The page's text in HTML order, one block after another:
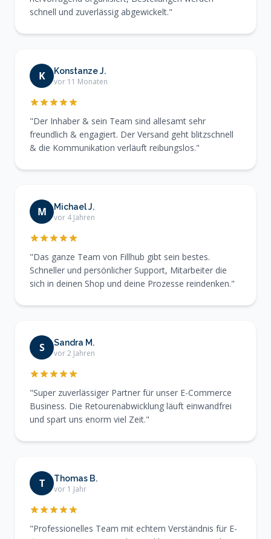
schnell und zuverlässig abgewickelt."
K Konstanze J.
vor 11 Monaten
"Der Inhaber & sein Team sind allesamt sehr
freundlich & engagiert. Der Versand geht blitzschnell
& die Kommunikation verläuft reibungslos."
M Michael J.
vor 4 Jahren
"Das ganze Team von Fillhub gibt sein bestes.
Schneller und persönlicher Support, Mitarbeiter die
sich in deinen Shop und deine Prozesse reindenken."
S Sandra M.
vor 2 Jahren
"Super zuverlässiger Partner für unser E-Commerce
Business. Die Retourenabwicklung läuft einwandfrei
und spart uns enorm viel Zeit."
T Thomas B.
vor 1 Jahr
"Professionelles Team mit echtem Verständnis für E-